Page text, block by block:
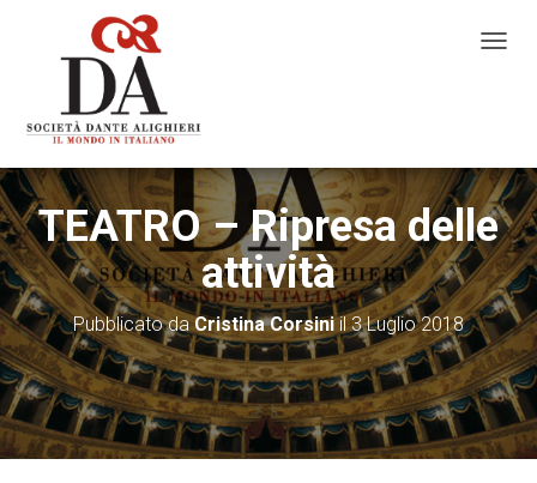
A
Z
I
O
N
E
T
O
G
G
L
E
TEATRO – Ripresa delle
attività
Pubblicato da Cristina Corsiniil 3 Luglio 2018